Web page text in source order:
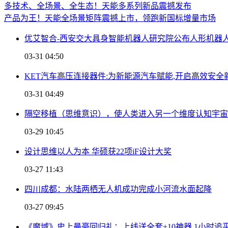
多技术、全场景、全生态！天能多系列新品震撼发布
产品为王！天能全场景矩阵震撼上市，领跑新国标增量市场
优艾智合-西安交大具身智能机器人研究院公布人形机器
03-31 04:50
KET汽车高压连接器件:为新能源汽车赋能,开启高效安全
03-31 04:49
隔空移植（思维意识），使人类进入另一个维度认知宇
03-29 10:45
设计思维以人为本 华硕获22项iF设计大奖
03-27 11:43
四川成都：水陆两栖无人机成功完成小河流水面起降
03-27 09:45